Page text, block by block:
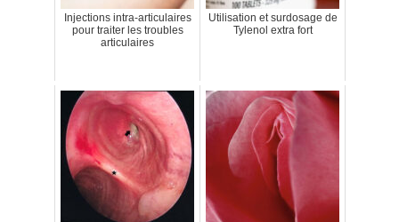
Injections intra-articulaires
pour traiter les troubles
articulaires
Utilisation et surdosage de
Tylenol extra fort